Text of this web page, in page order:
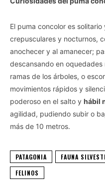
El puma concolor es
crepusculares y nocturnos,
anochecer y al amanecer;
descansando en
ramas de los árboles, o
movimientos rápidos y
poderoso en el salto y hábil
agilidad, pudiendo subir o
más de 10 metros.
PATAGONIA FAUNA
FELINOS